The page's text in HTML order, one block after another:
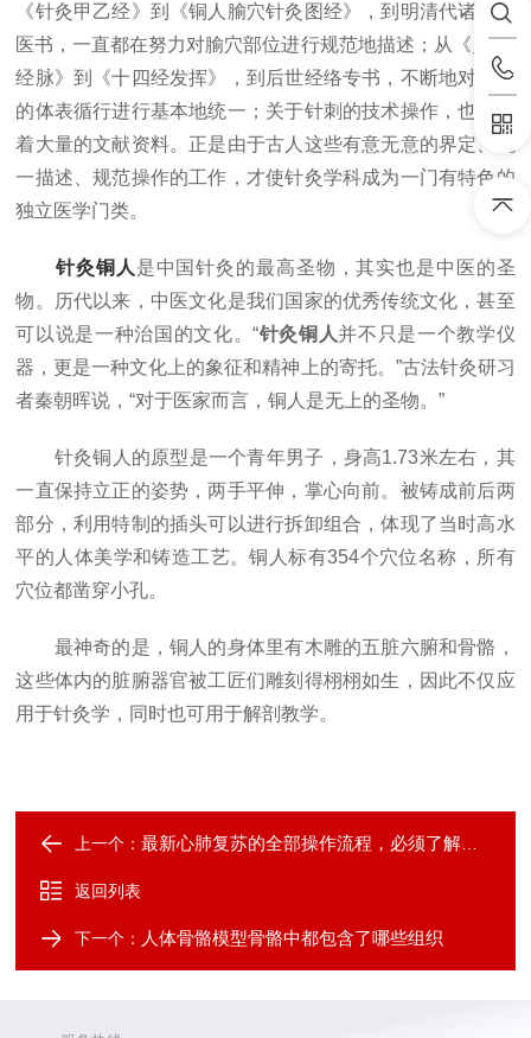
《针灸甲乙经》到《铜人腧穴针灸图经》，到明清代诸针灸
医书，一直都在努力对腧穴部位进行规范地描述；从《灵枢·
经脉》到《十四经发挥》，到后世经络专书，不断地对经络
的体表循行进行基本地统一；关于针刺的技术操作，也存在
着大量的文献资料。正是由于古人这些有意无意的界定、统
一描述、规范操作的工作，才使针灸学科成为一门有特色的
独立医学门类。
针灸铜人 是中国针灸的最高圣物，其实也是中医的圣
物。历代以来，中医文化是我们国家的优秀传统文化，甚至
可以说是一种治国的文化。“针灸铜人并不只是一个教学仪
器，更是一种文化上的象征和精神上的寄托。”古法针灸研习
者秦朝晖说，“对于医家而言，铜人是无上的圣物。”
针灸铜人的原型是一个青年男子，身高1.73米左右，其
一直保持立正的姿势，两手平伸，掌心向前。被铸成前后两
部分，利用特制的插头可以进行拆卸组合，体现了当时高水
平的人体美学和铸造工艺。铜人标有354个穴位名称，所有
穴位都凿穿小孔。
最神奇的是，铜人的身体里有木雕的五脏六腑和骨骼，
这些体内的脏腑器官被工匠们雕刻得栩栩如生，因此不仅应
用于针灸学，同时也可用于解剖教学。
上一个：最新心肺复苏的全部操作流程，必须了解的救命知识
返回列表
下一个： 人体骨骼模型骨骼中都包含了哪些组织